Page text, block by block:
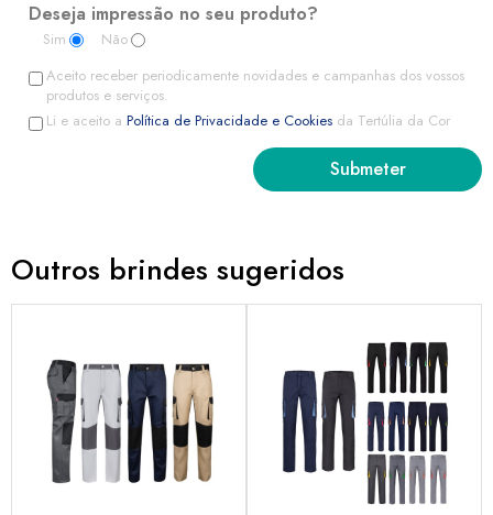
Deseja impressão no seu produto?
Sim
Não
Aceito receber periodicamente novidades e campanhas dos vossos
produtos e serviços.
Li e aceito a Política de Privacidade e Cookies da Tertúlia da Cor
Outros brindes sugeridos